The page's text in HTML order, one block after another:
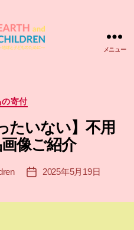
＆
ル
ド
レ
EARTH
CHILDREN
メニュー
カ
ゴ
リ
ー
寄付
たいない】不用
像ご紹介
投
2025年5月19日